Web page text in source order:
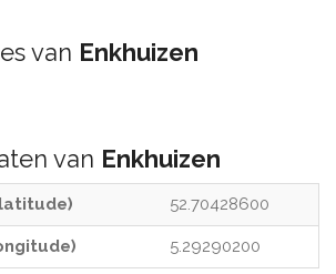
van Enkhuizen
van Enkhuizen
52.70428600
5.29290200